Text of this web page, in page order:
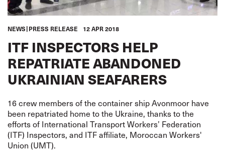
NEWS PRESS RELEASE 12 APR 2018
ITF INSPECTORS HELP
REPATRIATE ABANDONED
UKRAINIAN SEAFARERS
16 crew members of the container ship Avonmoor have
been repatriated home to the Ukraine, thanks to the
efforts of International Transport Workers’ Federation
(ITF) Inspectors, and ITF affiliate, Moroccan Workers'
Union (UMT).